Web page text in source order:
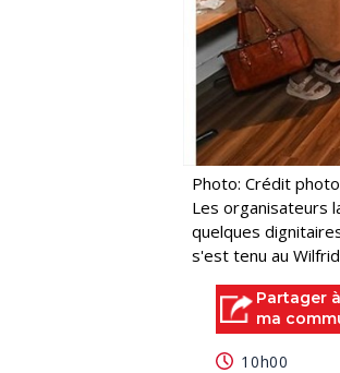
Photo: Crédit
Les organisateurs
quelques
s'est tenu au
Partager à
ma
10h00